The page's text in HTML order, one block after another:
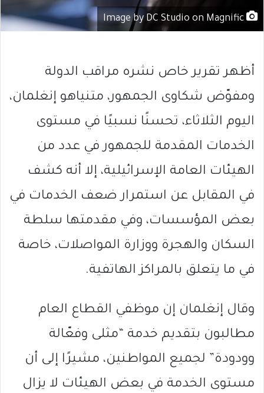
أظهر تقرير خاص نشره مراقب الدولة
ومفوّض شكاوى الجمهور، متنياهو إنغلمان،
اليوم الثلاثاء، تحسنًا نسبيًا في مستوى
الخدمات المقدمة للجمهور في عدد من
الهيئات العامة الإسرائيلية، إلا أنه كشف
في المقابل عن استمرار ضعف الخدمات في
بعض المؤسسات، وفي مقدمتها سلطة
السكان والهجرة ووزارة المواصلات، خاصة
في ما يتعلق بالمراكز الهاتفية.
وقال إنغلمان إن موظفي القطاع العام
مطالبون بتقديم خدمة “مثلى وفعّالة
وودودة” لجميع المواطنين، مشيرًا إلى أن
مستوى الخدمة في بعض الهيئات لا يزال